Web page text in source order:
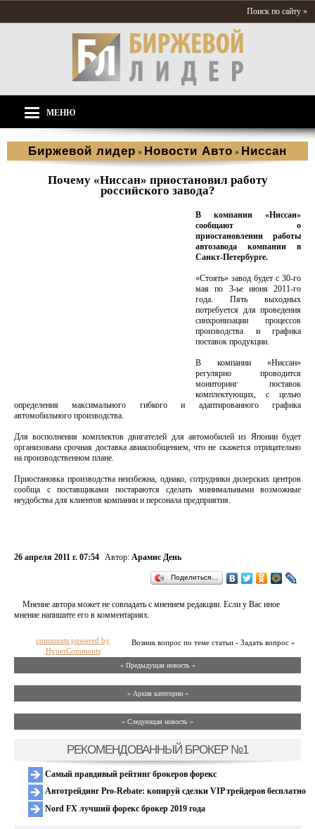
Поиск по сайту »
МЕНЮ
Биржевой лидер » Новости Aвто » Ниссан
Почему «Ниссан» приостановил работу
российского завода?
В компании «Ниссан»
сообщают о
приостановлении работы
автозавода компании в
Санкт-Петербурге.
«Стоять» завод будет с 30-го
мая по 3-ье июня 2011-го
года. Пять выходных
потребуется для проведения
синхронизации процессов
производства и графика
поставок продукции.
В компании «Ниссан»
регулярно проводится
мониторинг поставок
комплектующих, с целью
определения максимального гибкого и адаптированного графика
автомобильного производства.
Для восполнения комплектов двигателей для автомобилей из Японии будет
организована срочная доставка авиасообщением, что не скажется отрицательно
на производственном плане.
Приостановка производства неизбежна, однако, сотрудники дилерских центров
сообща с поставщиками постараются сделать минимальными возможные
неудобства для клиентов компании и персонала предприятия.
26 апреля 2011 г. 07:54 Автор: Арамис День
Поделиться…
Мнение автора может не совпадать с мнением редакции. Если у Вас иное
мнение напишите его в комментариях.
Возник вопрос по теме статьи - Задать вопрос »
comments powered by
HyperComments
« Предыдущая новость «
» Архив категории «
» Следующая новость »
РЕКОМЕНДОВАННЫЙ БРОКЕР №1
Самый правдивый рейтинг брокеров форекс
Автотрейдинг Pro-Rebate: копируй сделки VIP трейдеров бесплатно
Nord FX лучший форекс брокер 2019 года